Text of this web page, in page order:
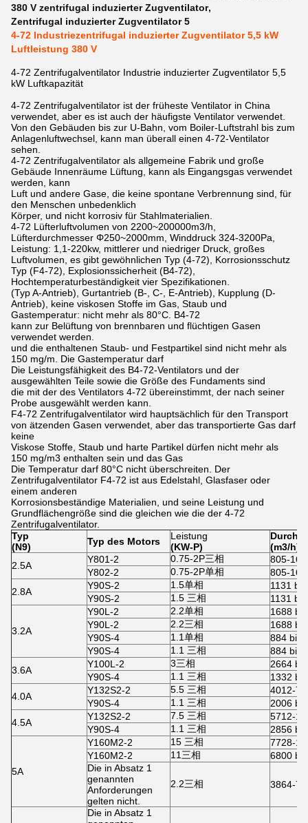
380 V zentrifugal induzierter Zugventilator,
Zentrifugal induzierter Zugventilator 5
4-72 Industriezentrifugal induzierter Zugventilator 5,5 kW
Luftleistung 380 V
4-72 Zentrifugalventilator Industrie induzierter Zugventilator 5,5
kW Luftkapazität
4-72 Zentrifugalventilator ist der früheste Ventilator in China
verwendet, aber es ist auch der häufigste Ventilator verwendet.
Von den Gebäuden bis zur U-Bahn, vom Boiler-Luftstrahl bis zum
Anlagenluftwechsel, kann man überall einen 4-72-Ventilator
sehen.
4-72 Zentrifugalventilator als allgemeine Fabrik und große
Gebäude Innenräume Lüftung, kann als Eingangsgas verwendet
werden, kann
Luft und andere Gase, die keine spontane Verbrennung sind, für
den Menschen unbedenklich
Körper, und nicht korrosiv für Stahlmaterialien.
4-72 Lüfterluftvolumen von 2200~200000m3/h,
Lüfterdurchmesser Φ250~2000mm, Winddruck 324-3200Pa,
Leistung: 1,1-220kw, mittlerer und niedriger Druck, großes
Luftvolumen, es gibt gewöhnlichen Typ (4-72), Korrosionsschutz
Typ (F4-72), Explosionssicherheit (B4-72),
Hochtemperaturbeständigkeit vier Spezifikationen.
(Typ A-Antrieb), Gurtantrieb (B-, C-, E-Antrieb), Kupplung (D-
Antrieb), keine viskosen Stoffe im Gas, Staub und
Gastemperatur: nicht mehr als 80°C. B4-72
kann zur Belüftung von brennbaren und flüchtigen Gasen
verwendet werden.
und die enthaltenen Staub- und Festpartikel sind nicht mehr als
150 mg/m. Die Gastemperatur darf
Die Leistungsfähigkeit des B4-72-Ventilators und der
ausgewählten Teile sowie die Größe des Fundaments sind
die mit der des Ventilators 4-72 übereinstimmt, der nach seiner
Probe ausgewählt werden kann.
F4-72 Zentrifugalventilator wird hauptsächlich für den Transport
von ätzenden Gasen verwendet, aber das transportierte Gas darf
keine
Viskose Stoffe, Staub und harte Partikel dürfen nicht mehr als
150 mg/m3 enthalten sein und das Gas
Die Temperatur darf 80°C nicht überschreiten. Der
Zentrifugalventilator F4-72 ist aus Edelstahl, Glasfaser oder
einem anderen
Korrosionsbeständige Materialien, und seine Leistung und
Grundflächengröße sind die gleichen wie die der 4-72
Zentrifugalventilator.
Typ
(N9)
Typ des Motors
Leistung
(KW-P)
(m3/h)
2.5A
Y801-2 0.75-2P三相
805-
Y802-2
0.75-2P单相
805-
2.8A
Y90S-2 1.5单相
1131
Y90S-2
1.5 三相 1131
3.2A
Y90L-2 2.2单相
1688
Y90L-2
2.2三相
1688
Y90S-4
1.1单相
884 bis
Y90S-4
1.1 三相
884 bis
3.6A
Y100L-2 3三相
2664
Y90S-4
1.1 三相
1332
4.0A
Y132S2-2 5.5 三相
4012-
Y90S-4
1.1 三相
2006
4.5A
Y132S2-2 7.5 三相
5712-
Y90S-4
1.1 三相 2856
5A
Y160M2-2 15 三相
7728-
Y160M2-2
11三相
6800
Die in Absatz 1
genannten
Anforderungen
gelten nicht.
2.2三相 3864-
Die in Absatz 1